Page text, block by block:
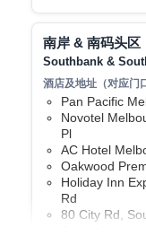
阿波罗湾
Beach)
阿波罗湾
温柔，是
海鲜餐厅与
Gellibrand
Gellibrand
落于奥特维山
附近的大洋路
想之选。
大洋路野
Park)
南岸 & 南码头区
Southbank &
Pan Pacific
Novotel
Pl
AC Hotel
Oakwood
Holiday Inn
Rd
80 City Rd,